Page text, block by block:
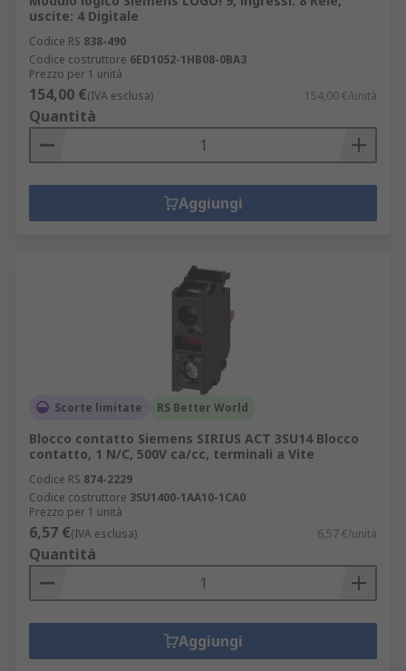
uscite: 4 Digitale
Codice RS 838-490
Codice costruttore 6ED1052-1HB08-0BA3
Prezzo per 1 unità
154,00 €(IVA esclusa) 154,00 €/unità
Quantità
Aggiungi
Scorte limitate RS Better World
Blocco contatto Siemens SIRIUS ACT 3SU14 Blocco
contatto, 1 N/C, 500V ca/cc, terminali a Vite
Codice RS 874-2229
Codice costruttore 3SU1400-1AA10-1CA0
Prezzo per 1 unità
6,57 €(IVA esclusa) 6,57 €/unità
Quantità
Aggiungi